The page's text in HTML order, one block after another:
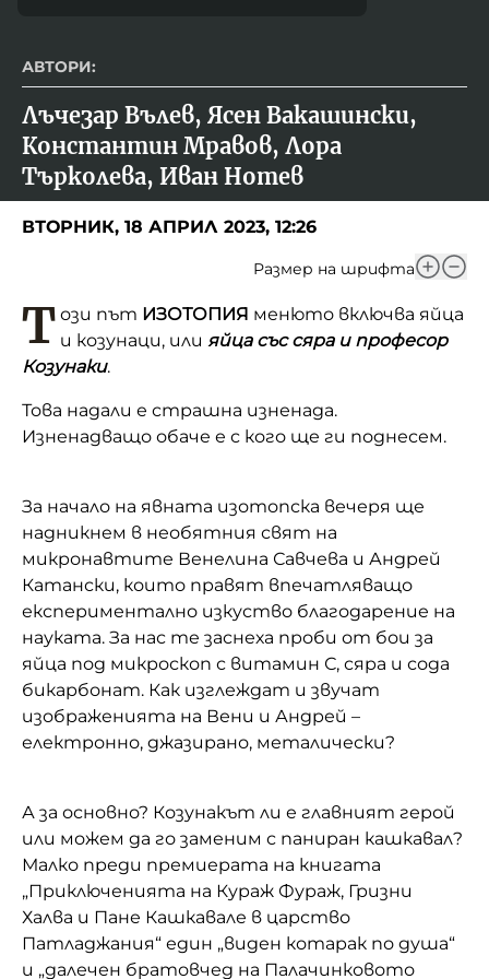
АВТОРИ:
Лъчезар Вълев, Ясен Вакашински,
Константин Мравов, Лора
Търколева, Иван Нотев
ВТОРНИК, 18 АПРИЛ 2023, 12:26
Размер на шрифта
Т ози път ИЗОТОПИЯ менюто включва яйца
и козунаци, или яйца със сяра и професор
Козунаки.
Това надали е страшна изненада.
Изненадващо обаче е с кого ще ги поднесем.
За начало на явната изотопска вечеря ще
надникнем в необятния свят на
микронавтите Венелина Савчева и Андрей
Катански, които правят впечатляващо
експериментално изкуство благодарение на
науката. За нас те заснеха проби от бои за
яйца под микроскоп с витамин С, сяра и сода
бикарбонат. Как изглеждат и звучат
изображенията на Вени и Андрей –
електронно, джазирано, металически?
А за основно? Козунакът ли е главният герой
или можем да го заменим с паниран кашкавал?
Малко преди премиерата на книгата
„Приключенията на Кураж Фураж, Гризни
Халва и Пане Кашкавале в царство
Патладжания“ един „виден котарак по душа“
и „далечен братовчед на Палачинковото